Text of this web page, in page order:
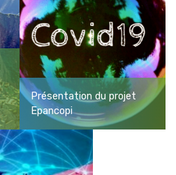
Présentation du projet
Epancopi